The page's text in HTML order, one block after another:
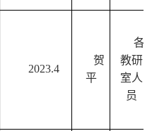
2023.4
贺
平
各
教研
室人
员